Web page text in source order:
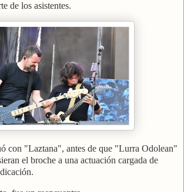
de los asistentes.
con "Laztana", antes de que "Lurra Odolean"
el broche a una actuación cargada de